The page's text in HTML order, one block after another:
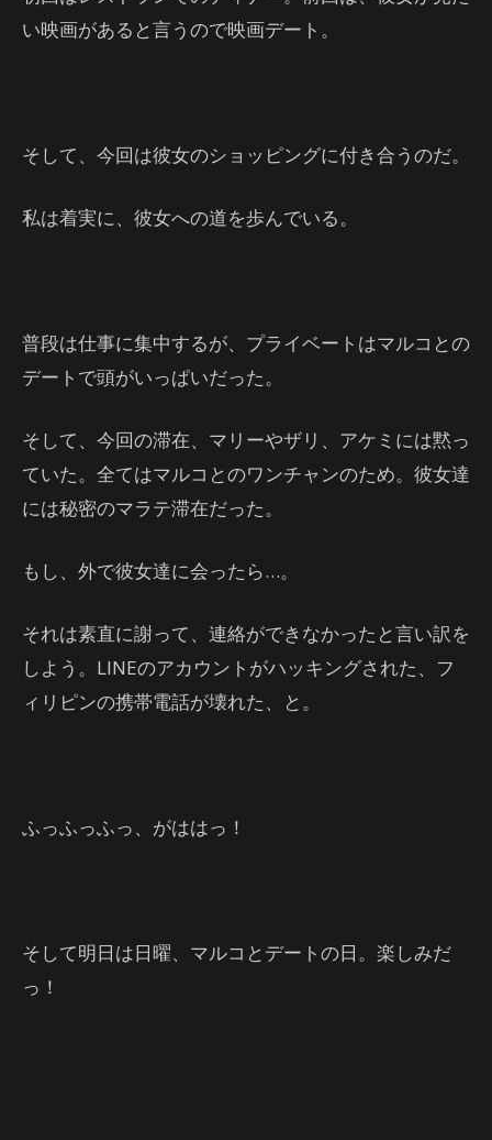
い映画があると言うので映画デート。
そして、今回は彼女のショッピングに付き合うのだ。
私は着実に、彼女への道を歩んでいる。
普段は仕事に集中するが、プライベートはマルコとの
デートで頭がいっぱいだった。
そして、今回の滞在、マリーやザリ、アケミには黙っ
ていた。全てはマルコとのワンチャンのため。彼女達
には秘密のマラテ滞在だった。
もし、外で彼女達に会ったら…。
それは素直に謝って、連絡ができなかったと言い訳を
しよう。LINEのアカウントがハッキングされた、フ
ィリピンの携帯電話が壊れた、と。
ふっふっふっ、がははっ！
そして明日は日曜、マルコとデートの日。楽しみだ
っ！